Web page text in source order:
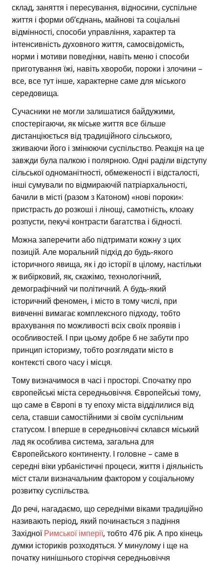
склад, заняття і пересування, відносини, суспільне
життя і форми об’єднань, майнові та соціальні
відмінності, способи управління, характер та
інтенсивність духовного життя, самосвідомість,
норми і мотиви поведінки, навіть меню і способи
приготування їжі, навіть хвороби, пороки і злочини –
все, все тут інше, характерне саме для міського
середовища.
Сучасники не могли залишатися байдужими,
спостерігаючи, як міське життя все більше
дистанціюється від традиційного сільського,
зживаючи його і змінюючи суспільство. Реакція на це
завжди була палкою і полярною. Одні раділи відступу
сільської одноманітності, обмеженості і відсталості,
інші сумували по відмираючій патріархальності,
бачили в місті (разом з Катоном) «нові пороки»:
пристрасть до розкоші і лінощі, самотність, клоаку
розпусти, пекучі контрасти багатства і бідності.
Можна заперечити або підтримати кожну з цих
позицій. Але моральний підхід до будь-якого
історичного явища, як і до історії в цілому, настільки
ж вибірковий, як, скажімо, технологічний,
демографічний чи політичний. А будь-який
історичний феномен, і місто в тому числі, при
вивченні вимагає комплексного підходу, тобто
врахування по можливості всіх своїх проявів і
особливостей. І при цьому добре б не забути про
принцип історизму, тобто розглядати місто в
контексті свого часу і місця.
Тому визначимося в часі і просторі. Спочатку про
європейські міста середньовіччя. Європейські тому,
що саме в Європі в ту епоху міста відділилися від
села, ставши самостійними зі своїм суспільним
статусом. І вперше в середньовіччі склався міський
лад як особлива система, загальна для
Європейського континенту. І головне – саме в
середні віки урбаністичні процеси, життя і діяльність
міст стали визначальним фактором у соціальному
розвитку суспільства.
До речі, нагадаємо, що середніми віками традиційно
називають період, який починається з падіння
Західної Римської імперії, тобто 476 рік. А про кінець
думки істориків розходяться. У минулому і ще на
початку нинішнього сторіччя середньовіччя